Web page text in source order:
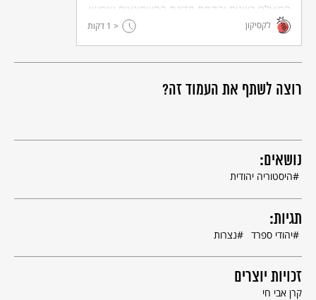
רוצה לשתף את העמוד זה?
המוצלח ביוונים והקמת מדינת החשמונאים שימשו
דגם לתפיסה לאומית חילונית, ללא מרכיב הנס
המסורתי של חג החנוכה.
לקסיקון < 1 דקות
נושאים:
היסטוריה יהודית
תגיות:
יהודי ספרד נצרות
זכויות יוצרים
קרן אבי חי